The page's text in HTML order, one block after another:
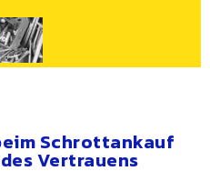
Schrottankauf
Vertrauens